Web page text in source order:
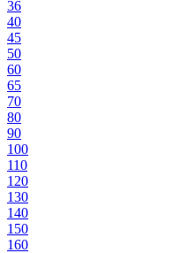
36
40
45
50
60
65
70
80
90
100
110
120
130
140
150
160